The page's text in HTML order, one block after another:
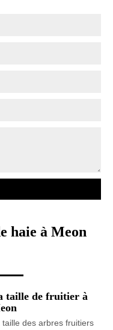
haie à Meon
taille de fruitier à
taille des arbres fruitiers